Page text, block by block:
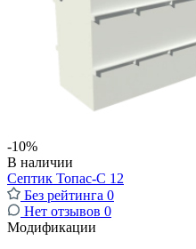
-10%
В наличии
Септик Топас-С 12
Без рейтинга 0
Нет отзывов 0
Модификации